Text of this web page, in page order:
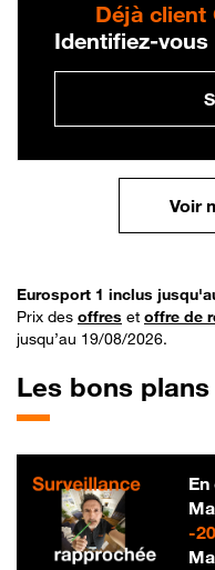
Déjà client
Identifiez-
Voir
Eurosport 1 inclus
Prix des offres et offre de
jusqu’au 19/08/2026.
Les bons
-